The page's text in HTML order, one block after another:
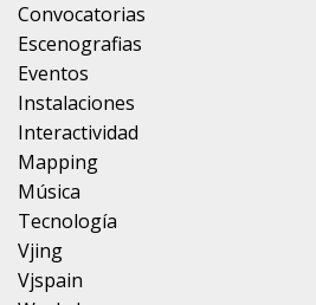
Convocatorias
Escenografias
Eventos
Instalaciones
Interactividad
Mapping
Música
Tecnología
Vjing
Vjspain